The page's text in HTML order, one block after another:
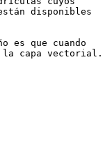
disponibles
es que cuando
capa vectorial.